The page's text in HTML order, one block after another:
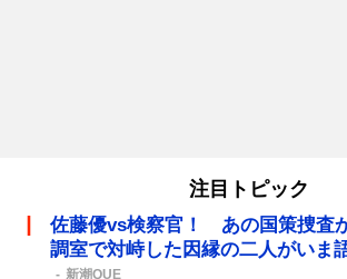
注目トピック
佐藤優vs検察官！ あの国策捜査
調室で対峙した因縁の二人がいま
新潮QUE